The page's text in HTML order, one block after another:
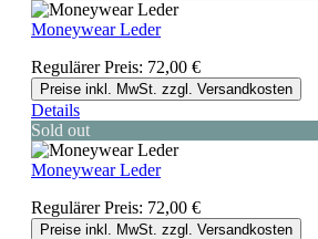
Moneywear Leder
Regulärer Preis: 72,00 €
Preise inkl. MwSt. zzgl. Versandkosten
Details
Sold out
Moneywear Leder
Regulärer Preis: 72,00 €
Preise inkl. MwSt. zzgl. Versandkosten